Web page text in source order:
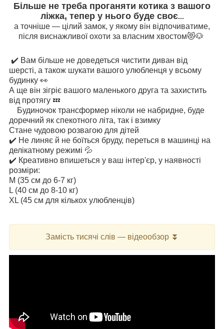
Більше не треба проганяти котика з вашого
ліжка, тепер у нього буде своє...
а точніше — цілий замок, у якому він відпочиватиме,
після виснажливої охоти за власним хвостом😻🐶
✔️ Вам більше не доведеться чистити диван від
шерсті, а також шукати вашого улюбленця у всьому
будинку 👀
А ще він зігріє вашого маленького друга та захистить
від протягу 💤
Будиночок трансформер ніколи не набридне, буде
доречний як спекотного літа, так і взимку
Стане чудовою розвагою для дітей
✔️ Не линяє й не боїться бруду, переться в машинці на
делікатному режимі 💦
✔️ Креативно впишеться у ваш інтер'єр, у наявності
розміри:
M (35 см до 6-7 кг)
L (40 см до 8-10 кг)
XL (45 см для кількох улюбленців)
Замість тисячі слів — відеообзор ⏬